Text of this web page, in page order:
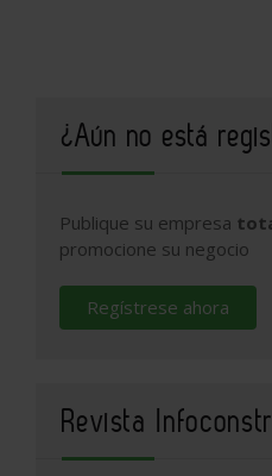
¿Aún no está
Publique su empresa
promocione su negocio
Regístrese ahora
Revista